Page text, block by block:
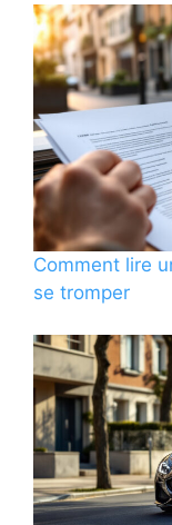
Comment lire
se tromper